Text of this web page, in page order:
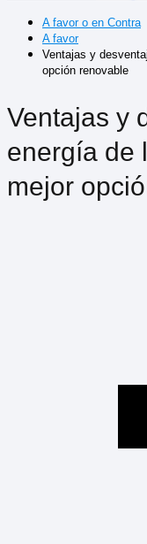
A favor o en Contra
A favor
Ventajas y
opción renovable
Ventajas y
energía de
mejor